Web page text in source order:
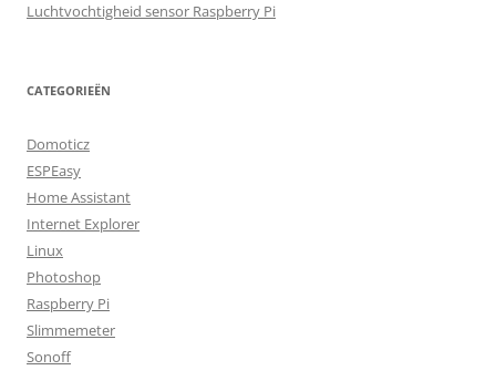
Luchtvochtigheid sensor Raspberry Pi
CATEGORIEËN
Domoticz
ESPEasy
Home Assistant
Internet Explorer
Linux
Photoshop
Raspberry Pi
Slimmemeter
Sonoff